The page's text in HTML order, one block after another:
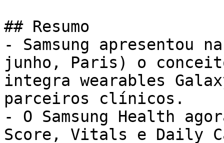
## Resumo
- Samsung apresentou
junho, Paris) o
integra wearables
parceiros clínicos.
- O Samsung Health
Score, Vitals e Daily